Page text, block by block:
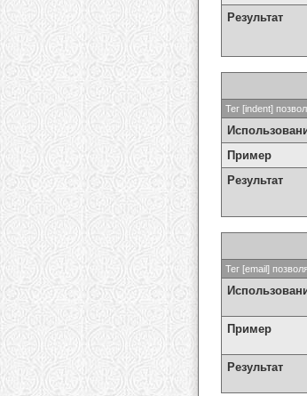
Результат
Тег [indent]
Пример
Результат
Тег [email]
Пример
Результат